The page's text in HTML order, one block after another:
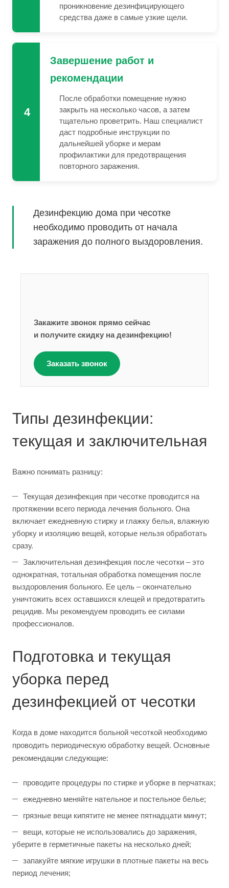
проникновение дезинфицирующего
средства даже в самые узкие щели.
4
Завершение работ и
рекомендации
После обработки помещение нужно
закрыть на несколько часов, а затем
тщательно проветрить. Наш специалист
даст подробные инструкции по
дальнейшей уборке и мерам
профилактики для предотвращения
повторного заражения.
Дезинфекцию дома при чесотке
необходимо проводить от начала
заражения до полного выздоровления.
Закажите звонок прямо сейчас
и получите скидку на дезинфекцию!
Заказать звонок
Типы дезинфекции:
текущая и заключительная
Важно понимать разницу:
Текущая дезинфекция при чесотке проводится на
протяжении всего периода лечения больного. Она
включает ежедневную стирку и глажку белья, влажную
уборку и изоляцию вещей, которые нельзя обработать
сразу.
Заключительная дезинфекция после чесотки – это
однократная, тотальная обработка помещения после
выздоровления больного. Ее цель – окончательно
уничтожить всех оставшихся клещей и предотвратить
рецидив. Мы рекомендуем проводить ее силами
профессионалов.
Подготовка и текущая
уборка перед
дезинфекцией от чесотки
Когда в доме находится больной чесоткой необходимо
проводить периодическую обработку вещей. Основные
рекомендации следующие:
проводите процедуры по стирке и уборке в перчатках;
ежедневно меняйте нательное и постельное белье;
грязные вещи кипятите не менее пятнадцати минут;
вещи, которые не использовались до заражения,
уберите в герметичные пакеты на несколько дней;
запакуйте мягкие игрушки в плотные пакеты на весь
период лечения;